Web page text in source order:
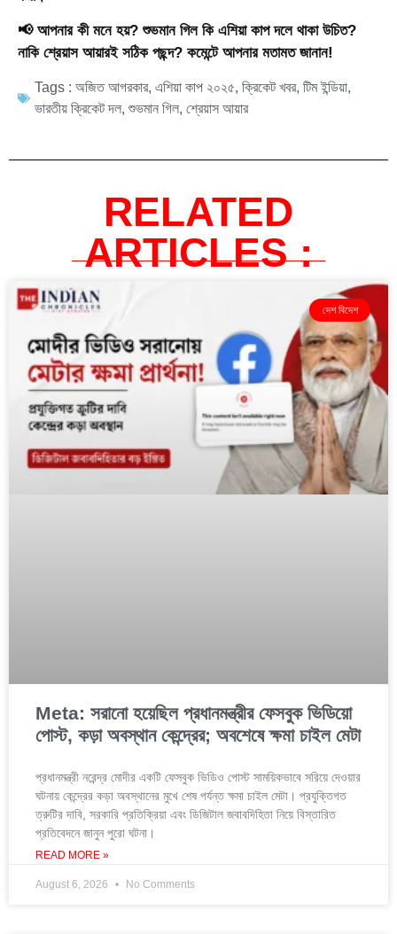
📢 আপনার কী মনে হয়? শুভমান গিল কি এশিয়া কাপ দলে থাকা উচিত?
নাকি শ্রেয়াস আয়ারই সঠিক পছন্দ? কমেন্টে আপনার মতামত জানান!
Tags : অজিত আগরকার, এশিয়া কাপ ২০২৫, ক্রিকেট খবর, টিম ইন্ডিয়া,
ভারতীয় ক্রিকেট দল, শুভমান গিল, শ্রেয়াস আয়ার
RELATED
ARTICLES :
দেশ বিদেশ
Meta: সরানো হয়েছিল প্রধানমন্ত্রীর ফেসবুক ভিডিয়ো
পোস্ট, কড়া অবস্থান কেন্দ্রের; অবশেষে ক্ষমা চাইল মেটা
প্রধানমন্ত্রী নরেন্দ্র মোদীর একটি ফেসবুক ভিডিও পোস্ট সাময়িকভাবে সরিয়ে দেওয়ার
ঘটনায় কেন্দ্রের কড়া অবস্থানের মুখে শেষ পর্যন্ত ক্ষমা চাইল মেটা। প্রযুক্তিগত
ত্রুটির দাবি, সরকারি প্রতিক্রিয়া এবং ডিজিটাল জবাবদিহিতা নিয়ে বিস্তারিত
প্রতিবেদনে জানুন পুরো ঘটনা।
READ MORE »
August 6, 2026 No Comments